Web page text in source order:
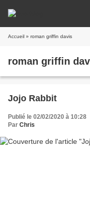
Accueil » roman griffin davis
roman griffin
Jojo Rabbit
Publié le 02/02/2020 à 10:28
Par Chris